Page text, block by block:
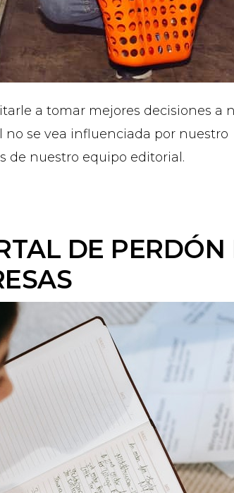
a tomar mejores decisiones a
se vea influenciada por
de nuestro equipo editorial.
DE PERDÓN